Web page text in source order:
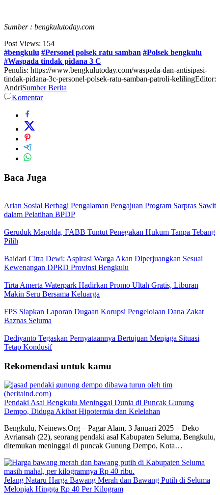
Sumber : bengkulutoday.com
Post Views: 154
#bengkulu #Personel polsek ratu samban #Polsek bengkulu
#Waspada tindak pidana 3 C
Penulis: https://www.bengkulutoday.com/waspada-dan-antisipasi-
tindak-pidana-3c-personel-polsek-ratu-samban-patroli-kelilingEditor:
AndriSumber Berita
Komentar
Baca Juga
Arian Sosial Berbagi Pengalaman Pengajuan Program Sarpras Sawit
dalam Pelatihan BPDP
Geruduk Mapolda, FABB Tuntut Penegakan Hukum Tanpa Tebang
Pilih
Baidari Citra Dewi: Aspirasi Warga Akan Diperjuangkan Sesuai
Kewenangan DPRD Provinsi Bengkulu
Tirta Amerta Waterpark Hadirkan Promo Ultah Gratis, Liburan
Makin Seru Bersama Keluarga
FPS Siapkan Laporan Dugaan Korupsi Pengelolaan Dana Zakat
Baznas Seluma
Dediyanto Tegaskan Pernyataannya Bertujuan Menjaga Situasi
Tetap Kondusif
Rekomendasi untuk kamu
Pendaki Asal Bengkulu Meninggal Dunia di Puncak Gunung
Dempo, Diduga Akibat Hipotermia dan Kelelahan
Bengkulu, Neinews.Org – Pagar Alam, 3 Januari 2025 – Deko
Avriansah (22), seorang pendaki asal Kabupaten Seluma, Bengkulu,
ditemukan meninggal di puncak Gunung Dempo, Kota…
Jelang Nataru Harga Bawang Merah dan Bawang Putih di Seluma
Melonjak Hingga Rp 40 Per Kilogram